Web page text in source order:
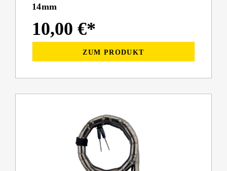
14mm
10,00 €*
ZUM PRODUKT